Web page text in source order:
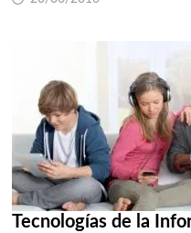
Tecnologías de la